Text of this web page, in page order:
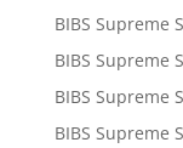
BIBS Supreme
BIBS Supreme
BIBS Supreme
BIBS Supreme